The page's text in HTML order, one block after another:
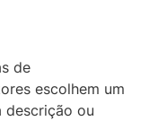
de
escolhem um
descrição ou